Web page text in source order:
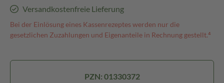
Versandkostenfreie Lieferung
Bei der Einlösung eines Kassenrezeptes werden nur die
gesetzlichen Zuzahlungen und Eigenanteile in Rechnung gestellt.⁴
PZN: 01330372